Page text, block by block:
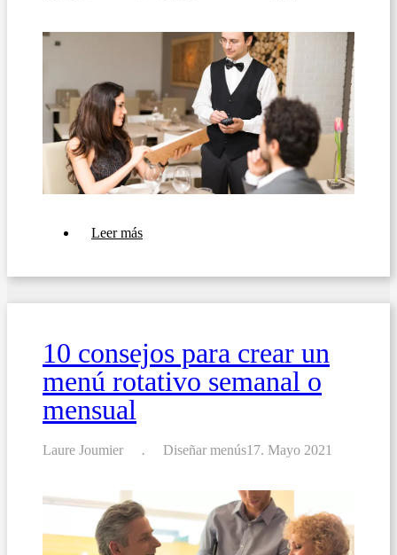
Leer más
para
la
10 consejos para crear un
menú rotativo semanal o
mensual
Laure Joumier Diseñar menús17. Mayo 2021